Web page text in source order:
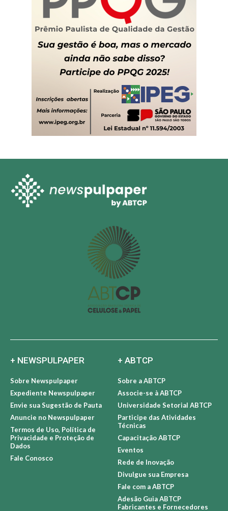
+ NEWSPULPAPER
Sobre Newspulpaper
Expediente Newspulpaper
Envie sua Sugestão de Pauta
Anuncie no Newspulpaper
Termos de Uso, Política de
Privacidade e Proteção de
Dados
Fale Conosco
+ ABTCP
Sobre a ABTCP
Associe-se à ABTCP
Universidade Setorial ABTCP
Participe das Atividades
Técnicas
Capacitação ABTCP
Eventos
Rede de Inovação
Divulgue sua Empresa
Fale com a ABTCP
Adesão Guia ABTCP
Fabricantes e Fornecedores